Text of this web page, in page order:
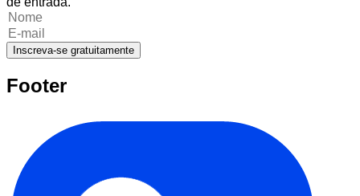
Inscreva-se gratuitamente
Footer